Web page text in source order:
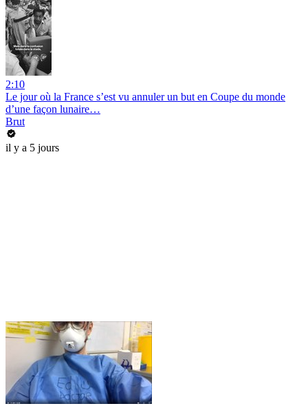
2:10
Le jour où la France s’est vu annuler un but en Coupe du monde
d’une façon lunaire…
Brut
il y a 5 jours